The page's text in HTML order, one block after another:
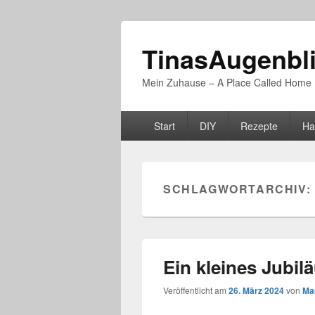
Mein Zuhause – A Place Called Home
PrimäresStart DIY Rezepte
SCHLAGWORTARCHIV:
Ein kleines
Veröffentlicht am 26. März 2024von